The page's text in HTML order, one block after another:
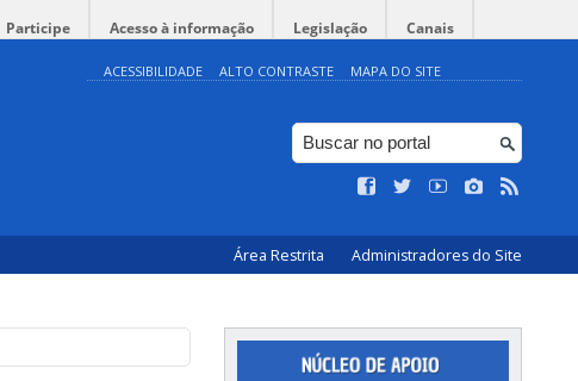
Participe Acesso à informação Legislação Canais
ACESSIBILIDADE ALTO CONTRASTE MAPA DO SITE
Área Restrita Administradores do Site